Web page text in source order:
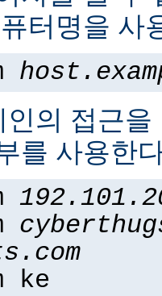
터명을 사
인의 접근
를 사용한
ke